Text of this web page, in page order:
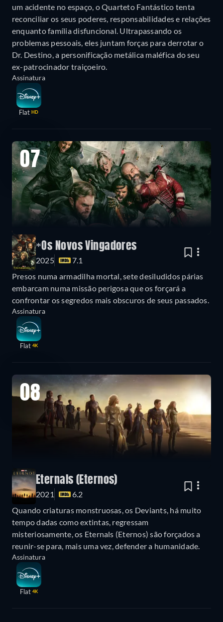
um acidente no espaço, o Quarteto Fantástico tenta
reconciliar os seus poderes, responsabilidades e relações
enquanto família disfuncional. Ultrapassando os
problemas pessoais, eles juntam forças para derrotar o
Dr. Destino, a personificação metálica maléfica do seu
ex-patrocinador traiçoeiro.
Assinatura
Flat HD
07
*Os Novos Vingadores
2025
7.1
Presos numa armadilha mortal, sete desiludidos párias
embarcam numa missão perigosa que os forçará a
confrontar os segredos mais obscuros de seus passados.
Assinatura
Flat 4K
08
Eternals (Eternos)
2021
6.2
Quando criaturas monstruosas, os Deviants, há muito
tempo dadas como extintas, regressam
misteriosamente, os Eternals (Eternos) são forçados a
reunir-se para, mais uma vez, defender a humanidade.
Assinatura
Flat 4K